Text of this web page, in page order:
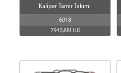
Kaliper Tamir Takımı
6018
2940,88EUR